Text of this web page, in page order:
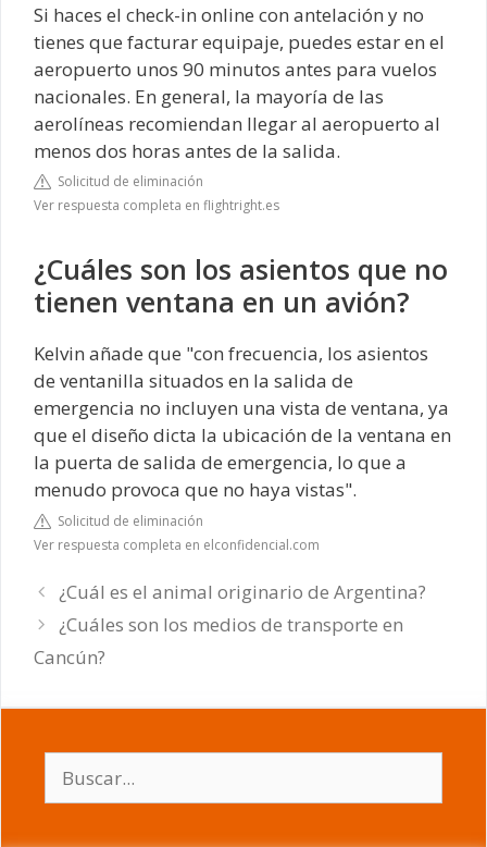
Si haces el check-in online con antelación y no
tienes que facturar equipaje, puedes estar en el
aeropuerto unos 90 minutos antes para vuelos
nacionales. En general, la mayoría de las
aerolíneas recomiendan llegar al aeropuerto al
menos dos horas antes de la salida.
Solicitud de eliminación
Ver respuesta completa en flightright.es
¿Cuáles son los asientos que no
tienen ventana en un avión?
Kelvin añade que "con frecuencia, los asientos
de ventanilla situados en la salida de
emergencia no incluyen una vista de ventana, ya
que el diseño dicta la ubicación de la ventana en
la puerta de salida de emergencia, lo que a
menudo provoca que no haya vistas".
Solicitud de eliminación
Ver respuesta completa en elconfidencial.com
¿Cuál es el animal originario de Argentina?
¿Cuáles son los medios de transporte en
Cancún?